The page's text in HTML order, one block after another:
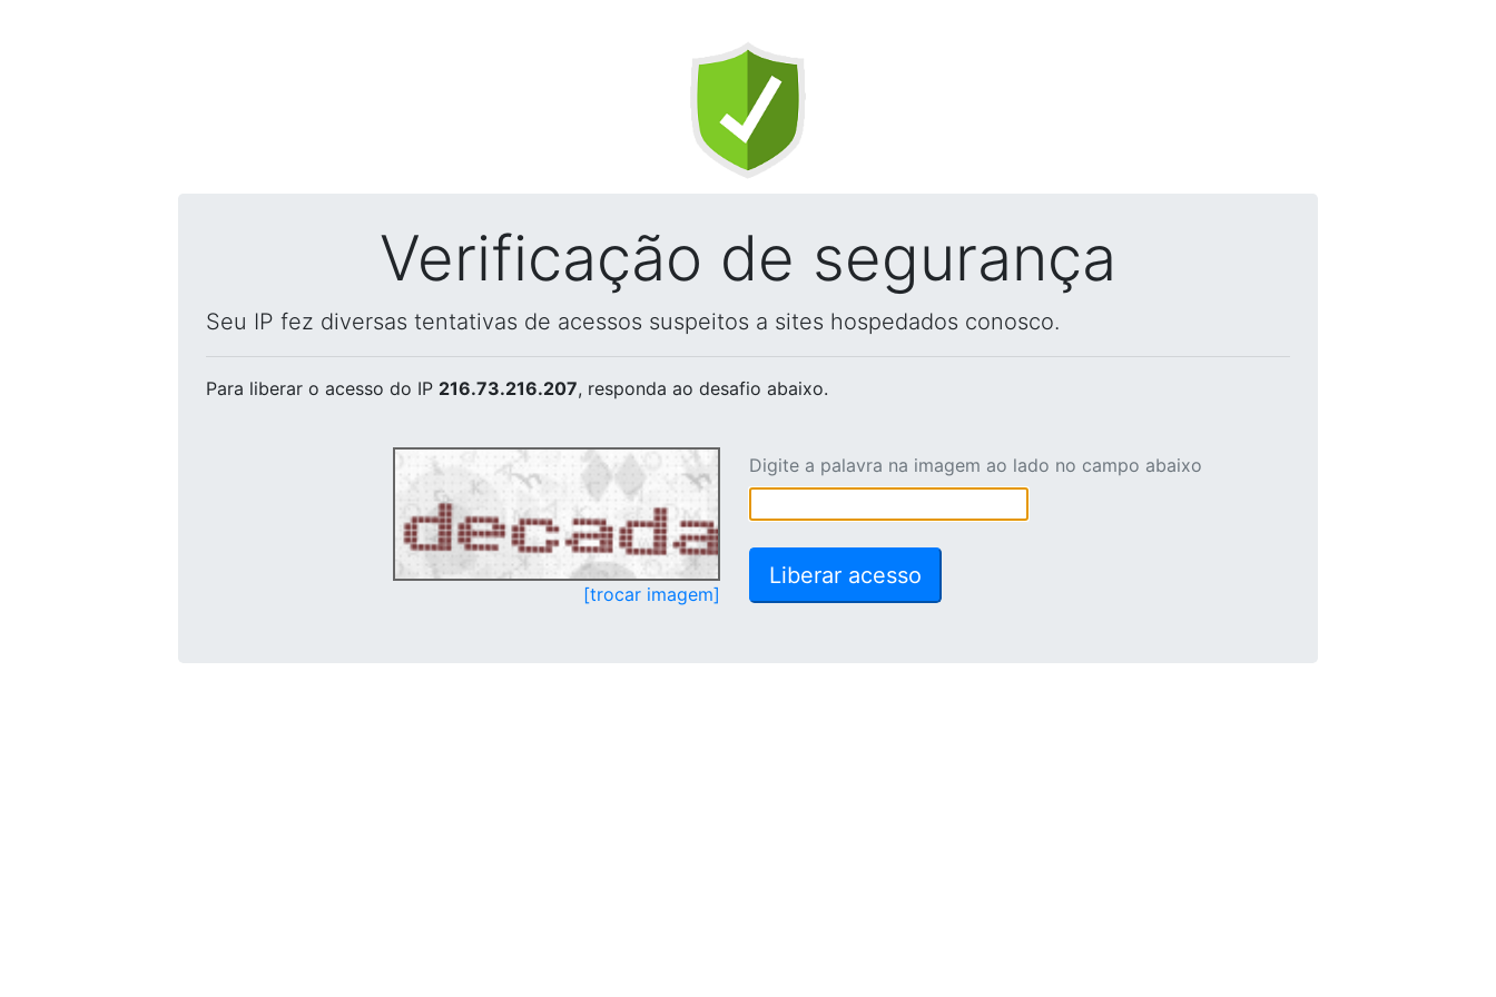
Verificação de segurança
Seu IP fez diversas tentativas de acessos suspeitos a sites hospedados conosco.
Para liberar o acesso do IP 216.73.216.207, responda ao desafio abaixo.
[trocar imagem]
Digite a palavra na imagem ao lado no campo abaixo